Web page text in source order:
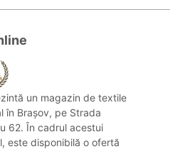
un magazin de textile
în Brașov, pe Strada
62. În cadrul acestui
este disponibilă o ofertă